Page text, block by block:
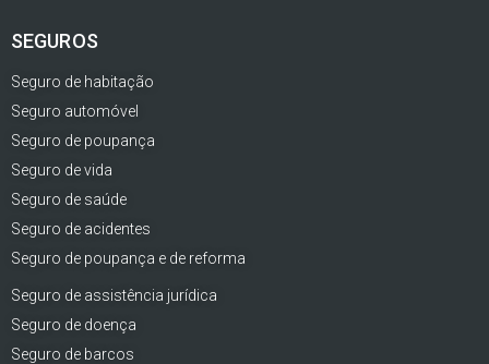
SEGUROS
Seguro de habitação
Seguro automóvel
Seguro de poupança
Seguro de vida
Seguro de saúde
Seguro de acidentes
Seguro de poupança e de reforma
Seguro de assistência jurídica
Seguro de doença
Seguro de barcos